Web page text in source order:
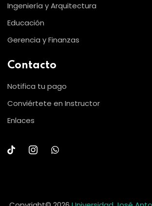
Ingeniería y Arquitectura
Educación
Gerencia y Finanzas
Contacto
Notifica tu pago
Conviértete en Instructor
Enlaces